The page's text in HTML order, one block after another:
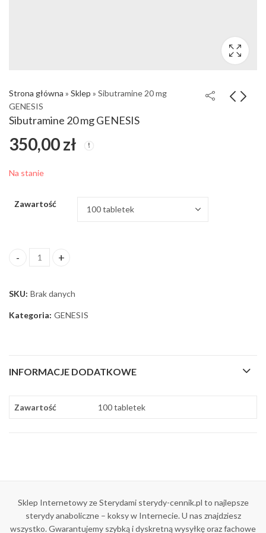
Strona główna » Sklep » Sibutramine 20 mg
GENESIS
Sibutramine 20 mg GENESIS
350,00zł
Na stanie
Zawartość
ilość Sibutramine 20 mg GENESIS
SKU: Brak danych
Kategoria: GENESIS
INFORMACJE DODATKOWE
Zawartość 100 tabletek
Sklep Internetowy ze Sterydami sterydy-cennik.pl to najlepsze
sterydy anaboliczne – koksy w Internecie. U nas znajdziesz
wszystko. Gwarantujemy szybką i dyskretną wysyłkę oraz fachowe